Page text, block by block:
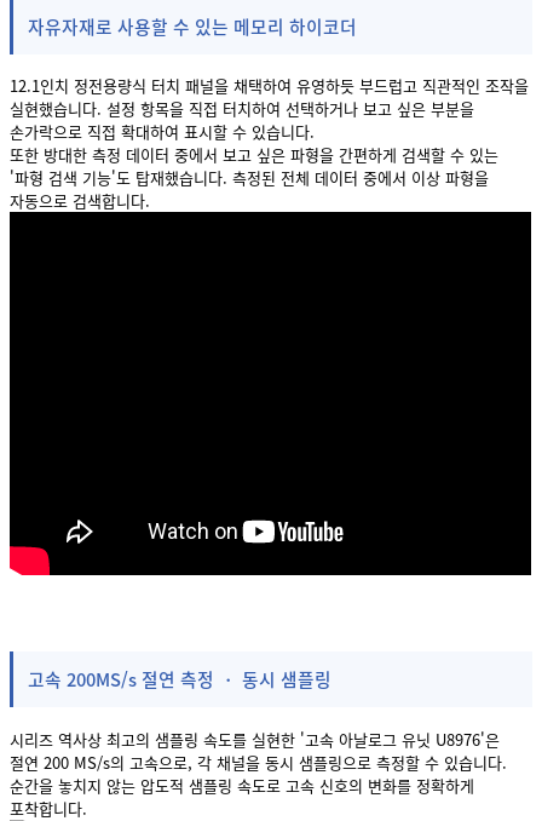
자유자재로 사용할 수 있는 메모리 하이코더
12.1인치 정전용량식 터치 패널을 채택하여 유영하듯 부드럽고 직관적인 조작을
실현했습니다. 설정 항목을 직접 터치하여 선택하거나 보고 싶은 부분을
손가락으로 직접 확대하여 표시할 수 있습니다.
또한 방대한 측정 데이터 중에서 보고 싶은 파형을 간편하게 검색할 수 있는
'파형 검색 기능'도 탑재했습니다. 측정된 전체 데이터 중에서 이상 파형을
자동으로 검색합니다.
고속 200MS/s 절연 측정 ・ 동시 샘플링
시리즈 역사상 최고의 샘플링 속도를 실현한 '고속 아날로그 유닛 U8976'은
절연 200 MS/s의 고속으로, 각 채널을 동시 샘플링으로 측정할 수 있습니다.
순간을 놓치지 않는 압도적 샘플링 속도로 고속 신호의 변화를 정확하게
포착합니다.